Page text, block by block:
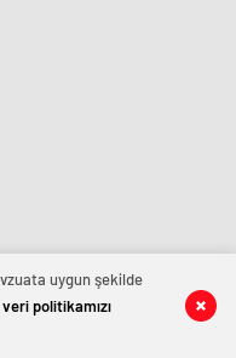
uygun şekilde
veri politikamızı